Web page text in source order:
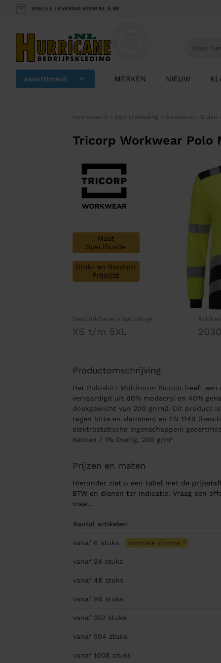
SNELLE LEVERING VOOR NL & BE
assortiment MERKEN NIEUW
Hurricane.nl > Bedrijfskleding > Sweaters - Truien
Tricorp Workwear
Maat
Specificatie
Druk- en Borduur
Prijslijst
Beschikbare maatrange
XS t/m 5XL
Productomschrijving
Het Poloshirt Multinorm Bicolor heeft
vervaardigd uit 60% modacryl en 40%
doekgewicht van 200 gr/m2. Dit product is
tegen hitte en vlammen) en EN 1149
elektrostatische eigenschappen)
Katoen / 1% Overig, 200 g/m²
Prijzen en maten
Hieronder ziet u een tabel met de
BTW en dienen ter indicatie. Vraag een
maat.
Aantal artikelen
vanaf 6 stuks minimale afname *
vanaf 24 stuks
vanaf 48 stuks
vanaf 96 stuks
vanaf 252 stuks
vanaf 504 stuks
vanaf 1008 stuks